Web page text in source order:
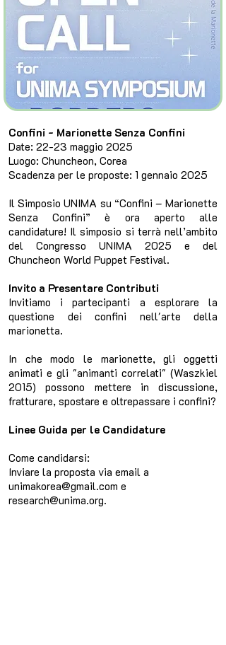
Confini - Marionette Senza Confini
Date: 22-23 maggio 2025
Luogo: Chuncheon, Corea
Scadenza per le proposte: 1 gennaio 2025
Il Simposio UNIMA su “Confini – Marionette
Senza Confini” è ora aperto alle
candidature! Il simposio si terrà nell’ambito
del Congresso UNIMA 2025 e del
Chuncheon World Puppet Festival.
Invito a Presentare Contributi
Invitiamo i partecipanti a esplorare la
questione dei confini nell'arte della
marionetta.
In che modo le marionette, gli oggetti
animati e gli "animanti correlati" (Waszkiel
2015) possono mettere in discussione,
fratturare, spostare e oltrepassare i confini?
Linee Guida per le Candidature
Come candidarsi:
Inviare la proposta via email a
unimakorea@gmail.com e
research@unima.org.